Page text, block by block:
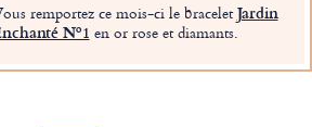
remportez ce mois-ci le braceletJardin
Nº1 en or rose et diamants.